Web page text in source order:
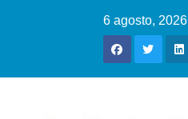
6 agosto, 2026